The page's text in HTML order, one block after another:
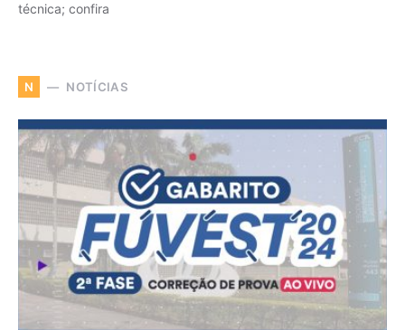
técnica; confira
N NOTÍCIAS